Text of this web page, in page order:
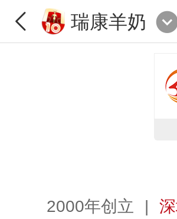
瑞康羊奶
2000年创立